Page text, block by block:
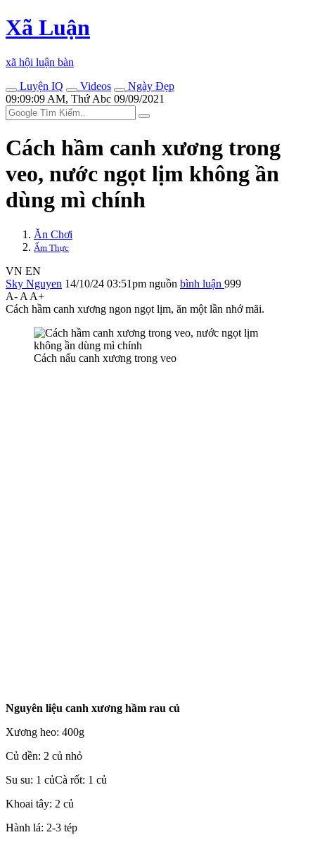
Xã Luận
xã hội luận bàn
Luyện IQ
Videos
Ngày Đẹp
09:09:09 AM, Thứ Abc 09/09/2021
Cách hầm canh xương trong
veo, nước ngọt lịm không ần
dùng mì chính
Ăn Chơi
Ẩm Thực
VN EN
Sky Nguyen 14/10/24 03:51pm nguồn bình luận 999
A- A A+
Cách hầm canh xương ngon ngọt lịm, ăn một lần nhớ mãi.
Cách nấu canh xương trong veo
Nguyên liệu canh xương hầm rau củ
Xương heo: 400g
Củ dền: 2 củ nhỏ
Su su: 1 củCà rốt: 1 củ
Khoai tây: 2 củ
Hành lá: 2-3 tép